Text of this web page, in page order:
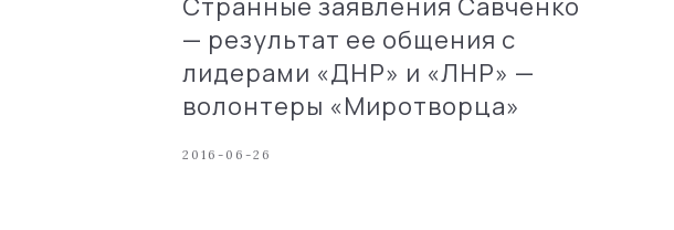
— результат ее общения с
лидерами «ДНР» и «ЛНР» —
волонтеры «Миротворца»
2016-06-26